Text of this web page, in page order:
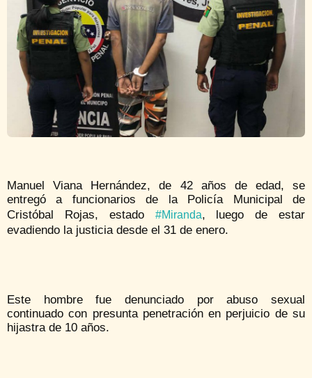
Manuel Viana Hernández, de 42 años de edad, se
entregó a funcionarios de la Policía Municipal de
Cristóbal Rojas, estado #Miranda, luego de estar
evadiendo la justicia desde el 31 de enero.
Este hombre fue denunciado por abuso sexual
continuado con presunta penetración en perjuicio de su
hijastra de 10 años.